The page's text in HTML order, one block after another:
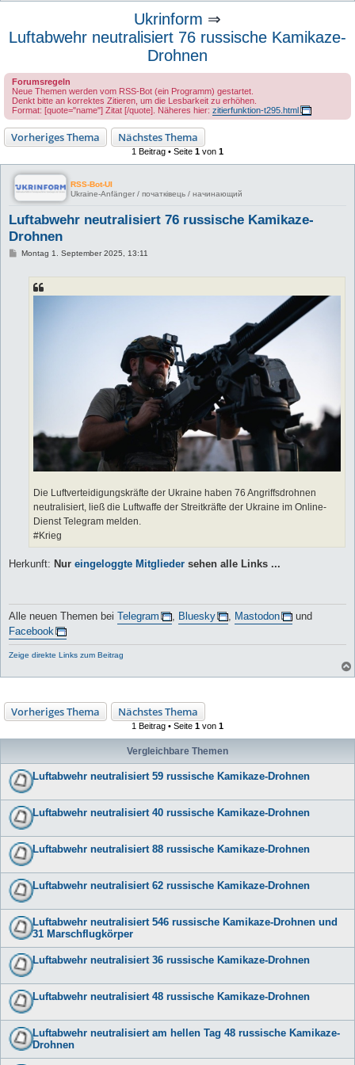
Ukrinform ⇒
Luftabwehr neutralisiert 76 russische Kamikaze-
Drohnen
Forumsregeln
Neue Themen werden vom RSS-Bot (ein Programm) gestartet.
Denkt bitte an korrektes Zitieren, um die Lesbarkeit zu erhöhen.
Format: [quote="name"] Zitat [/quote]. Näheres hier: zitierfunktion-t295.html
Vorheriges Thema Nächstes Thema
1 Beitrag • Seite 1 von 1
RSS-Bot-UI
Ukraine-Anfänger / початківець / начинающий
Luftabwehr neutralisiert 76 russische Kamikaze-
Drohnen
BMontag 1. September 2025, 13:11
Die Luftverteidigungskräfte der Ukraine haben 76 Angriffsdrohnen
neutralisiert, ließ die Luftwaffe der Streitkräfte der Ukraine im Online-
Dienst Telegram melden.
#Krieg
Herkunft: Nur eingeloggte Mitglieder sehen alle Links ...
Alle neuen Themen bei Telegram , Bluesky , Mastodon
und
Facebook
Zeige direkte Links zum Beitrag
Vorheriges Thema Nächstes Thema
1 Beitrag • Seite 1 von 1
Vergleichbare Themen
Luftabwehr neutralisiert 59 russische Kamikaze-Drohnen
Luftabwehr neutralisiert 40 russische Kamikaze-Drohnen
Luftabwehr neutralisiert 88 russische Kamikaze-Drohnen
Luftabwehr neutralisiert 62 russische Kamikaze-Drohnen
Luftabwehr neutralisiert 546 russische Kamikaze-Drohnen und
31 Marschflugkörper
Luftabwehr neutralisiert 36 russische Kamikaze-Drohnen
Luftabwehr neutralisiert 48 russische Kamikaze-Drohnen
Luftabwehr neutralisiert am hellen Tag 48 russische Kamikaze-
Drohnen